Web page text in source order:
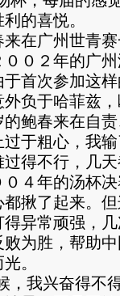
的喜悦。
广州世青赛
０２年的广
首次参加这
负于哈菲兹
鲍春来在自
于粗心，我
得不行，几
年的汤杯决
揪了起来。
异常顽强，
为胜，帮助
。
我兴奋得不